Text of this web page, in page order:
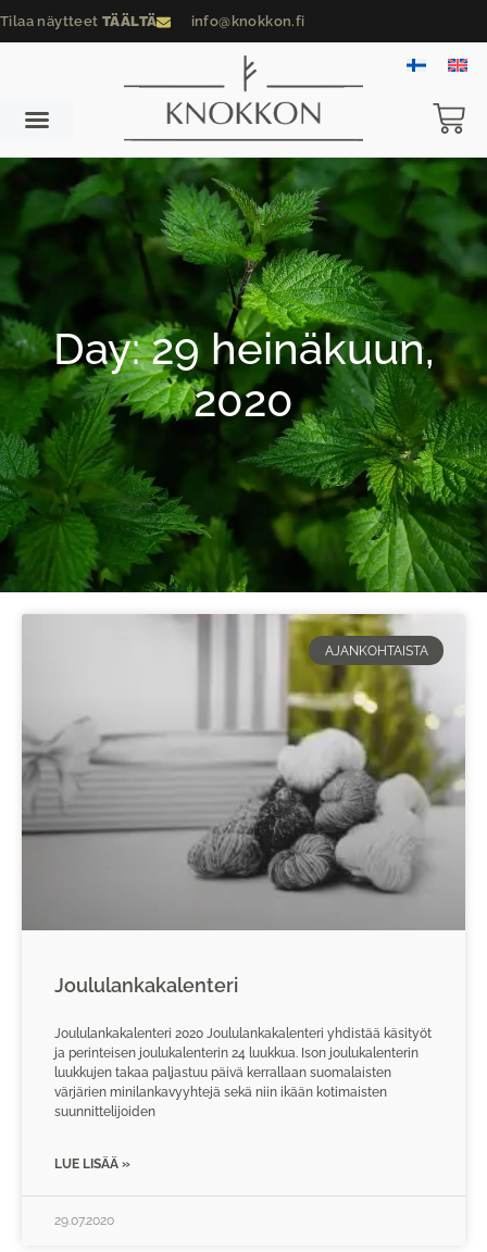
Tilaa näytteet TÄÄLTÄ info@knokkon.fi
Day: 29 heinäkuun,
2020
AJANKOHTAISTA
Joululankakalenteri
Joululankakalenteri 2020 Joululankakalenteri yhdistää käsityöt
ja perinteisen joulukalenterin 24 luukkua. Ison joulukalenterin
luukkujen takaa paljastuu päivä kerrallaan suomalaisten
värjärien minilankavyyhtejä sekä niin ikään kotimaisten
suunnittelijoiden
LUE LISÄÄ »
29.07.2020